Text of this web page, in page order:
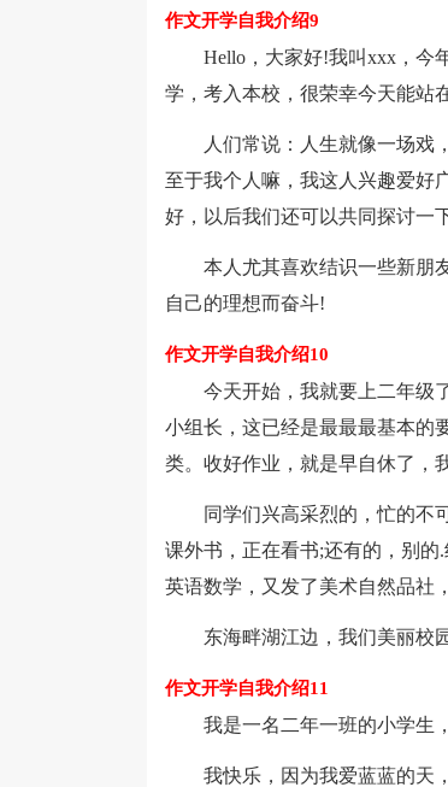
作文开学自我介绍9
Hello，大家好!我叫xxx，今年
学，考入本校，很荣幸今天能站
人们常说：人生就像一场戏，
至于我个人嘛，我这人兴趣爱好
好，以后我们还可以共同探讨一下
本人尤其喜欢结识一些新朋友
自己的理想而奋斗!
作文开学自我介绍10
今天开始，我就要上二年级了
小组长，这已经是最最最基本的
类。收好作业，就是早自休了
同学们兴高采烈的，忙的不可
课外书，正在看书;还有的，别
英语数学，又发了美术自然品
东海畔湖江边，我们美丽校园
作文开学自我介绍11
我是一名二年一班的小学生，
我快乐，因为我爱蓝蓝的天，